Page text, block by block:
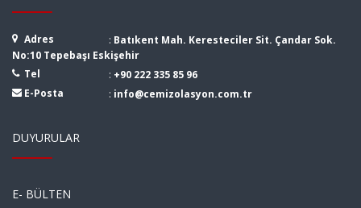
Adres : Batıkent Mah. Keresteciler Sit. Çandar Sok.
No:10 Tepebaşı Eskişehir
Tel
: +90 222 335 85 96
E-Posta
: info@cemizolasyon.com.tr
DUYURULAR
E- BÜLTEN